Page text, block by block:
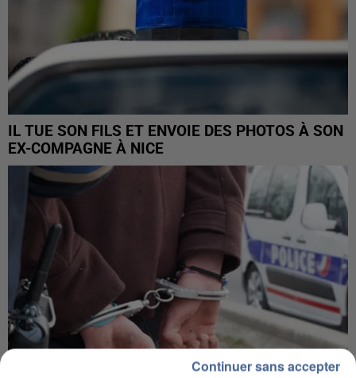
IL TUE SON FILS ET ENVOIE DES PHOTOS À SON
EX-COMPAGNE À NICE
Continuer sans accepter